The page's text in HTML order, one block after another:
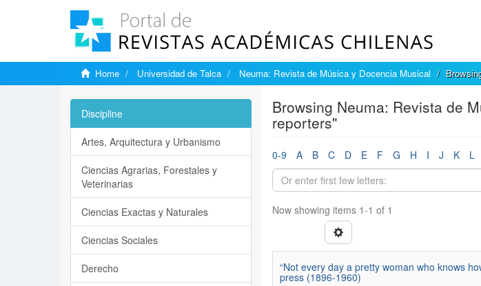
Home Universidad de Talca Neuma: Revista de Música y Docencia Musical
Browsing Neuma: Revista de
reporters"
0-9 A B C D E F G H I J K L
Now showing items 1-1 of 1
“Not every day a pretty woman who knows
press (1896-1960)
Discipline
Artes, Arquitectura y Urbanismo
Ciencias Agrarias, Forestales y
Veterinarias
Ciencias Exactas y Naturales
Ciencias Sociales
Derecho